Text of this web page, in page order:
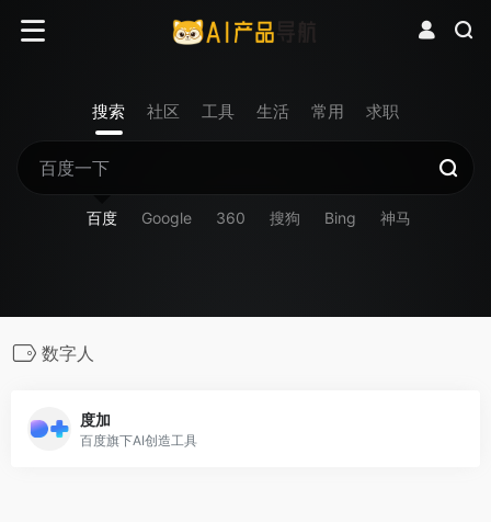
搜索 社区 工具 生活 常用 求职
百度 Google 360 搜狗 Bing 神马
数字人
度加
百度旗下AI创造工具